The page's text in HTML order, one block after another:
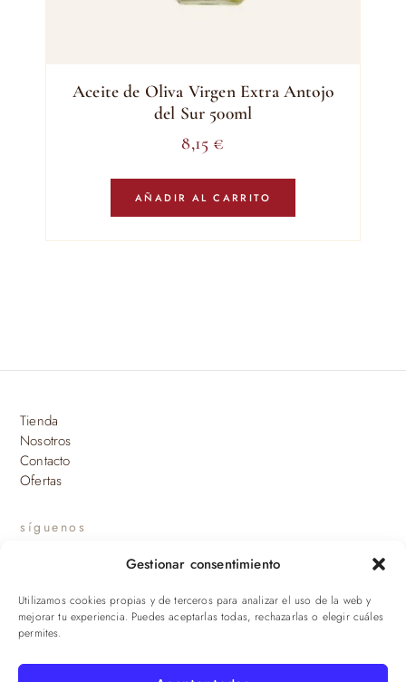
Gestionar consentimiento
Utilizamos cookies propias y de terceros para analizar el uso de la web y
mejorar tu experiencia. Puedes aceptarlas todas, rechazarlas o elegir cuáles
permites.
Aceite de Oliva Virgen Extra Antojo
del Sur 500ml
8,15 €
AÑADIR AL CARRITO
Tienda
Nosotros
Contacto
Ofertas
síguenos
suscríbete a nuestras novedades